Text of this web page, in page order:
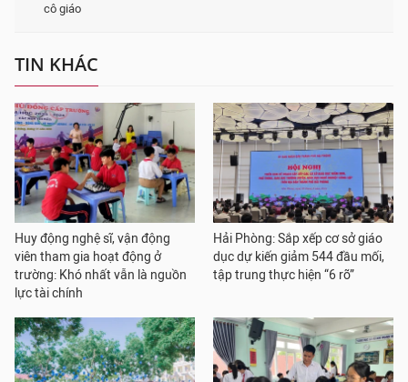
cô giáo
TIN KHÁC
Huy động nghệ sĩ, vận động
viên tham gia hoạt động ở
trường: Khó nhất vẫn là nguồn
lực tài chính
Hải Phòng: Sắp xếp cơ sở giáo
dục dự kiến giảm 544 đầu mối,
tập trung thực hiện “6 rõ”